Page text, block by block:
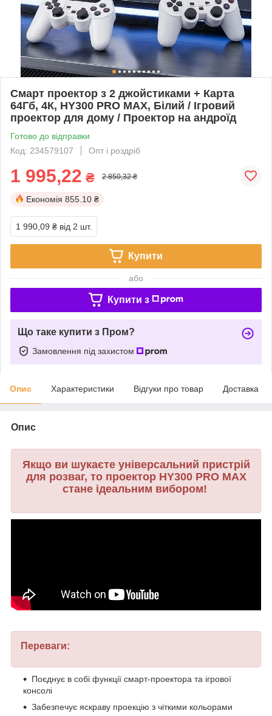
Смарт проектор з 2 джойстиками + Карта
64Гб, 4К, HY300 PRO MAX, Білий / Ігровий
проектор для дому / Проектор на андроїд
Готово до відправки
Код: 234579107
Опт і роздріб
1 995,22 ₴ 2 850,32 ₴
Економія 855.10 ₴
1 990,09 ₴ від 2 шт.
Купити
або
Купити з
Що таке купити з Пром?
Замовлення під захистом
Опис Характеристики Відгуки про товар Доставка
Опис
Якщо ви шукаєте універсальний пристрій
для розваг, то проектор HY300 PRO MAX
стане ідеальним вибором!
Переваги:
Поєднує в собі функції смарт-проектора та ігрової
консолі
Забезпечує яскраву проекцію з чіткими кольорами